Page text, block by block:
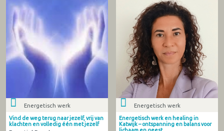
Energetisch werk
Vind de weg terug naar jezelf, vrij van
klachten en volledig één met jezelf
Energetisch werk
Energetisch werk en healing in
Katwijk – ontspanning en balans voor